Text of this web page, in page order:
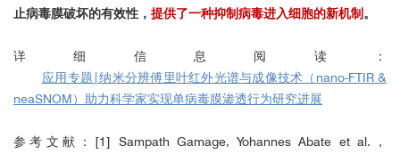
止病毒膜破坏的有效性， 提供了一种抑制病毒进入细胞的新机制。
详细信息阅读：
应用专题|纳米分辨傅里叶红外光谱与成像技术（nano-FTIR &
neaSNOM）助力科学家实现单病毒膜渗透行为研究进展
参考文献：[1] Sampath Gamage, Yohannes Abate et al.，